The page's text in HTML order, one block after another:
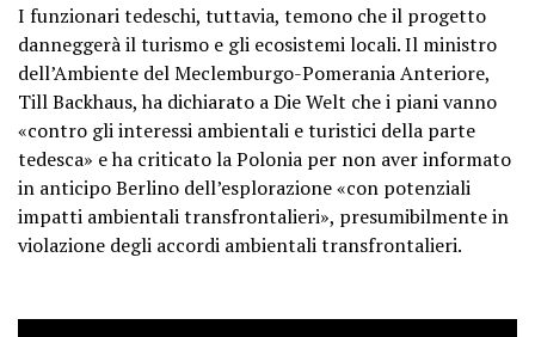
I funzionari tedeschi, tuttavia, temono che il progetto
danneggerà il turismo e gli ecosistemi locali. Il ministro
dell’Ambiente del Meclemburgo-Pomerania Anteriore,
Till Backhaus, ha dichiarato a Die Welt che i piani vanno
«contro gli interessi ambientali e turistici della parte
tedesca» e ha criticato la Polonia per non aver informato
in anticipo Berlino dell’esplorazione «con potenziali
impatti ambientali transfrontalieri», presumibilmente in
violazione degli accordi ambientali transfrontalieri.